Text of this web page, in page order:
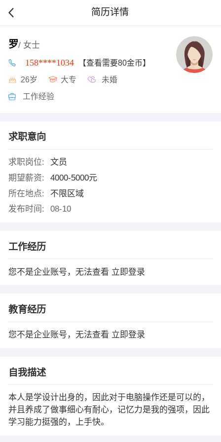
简历详情
罗/ 女士
158****1034 【查看需要80金币】
26岁 大专 未婚
工作经验
求职意向
求职岗位:
文员
期望薪资:
4000-5000元
所在地点:
不限区域
发布时间:
08-10
工作经历
您不是企业账号，无法查看 立即登录
教育经历
您不是企业账号，无法查看 立即登录
自我描述
本人是学设计出身的，因此对于电脑操作还是可以的，
并且养成了做事细心有耐心，记忆力是我的强项，因此
学习能力挺强的，上手快。